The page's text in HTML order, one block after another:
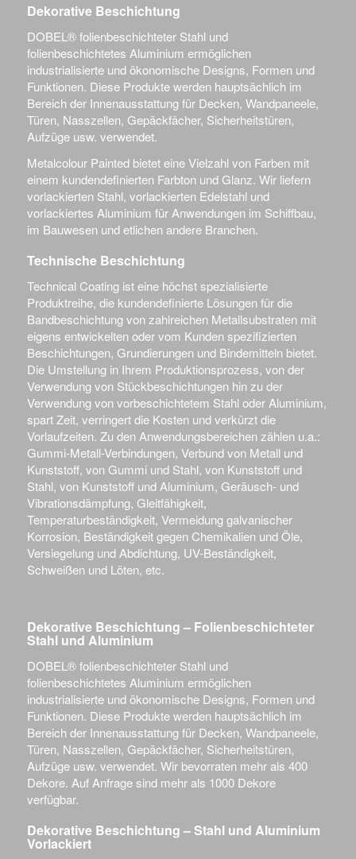
Dekorative Beschichtung
DOBEL® folienbeschichteter Stahl und
folienbeschichtetes Aluminium ermöglichen
industrialisierte und ökonomische Designs, Formen und
Funktionen. Diese Produkte werden hauptsächlich im
Bereich der Innenausstattung für Decken, Wandpaneele,
Türen, Nasszellen, Gepäckfächer, Sicherheitstüren,
Aufzüge usw. verwendet.
Metalcolour Painted bietet eine Vielzahl von Farben mit
einem kundendefinierten Farbton und Glanz. Wir liefern
vorlackierten Stahl, vorlackierten Edelstahl und
vorlackiertes Aluminium für Anwendungen im Schiffbau,
im Bauwesen und etlichen andere Branchen.
Technische Beschichtung
Technical Coating ist eine höchst spezialisierte
Produktreihe, die kundendefinierte Lösungen für die
Bandbeschichtung von zahlreichen Metallsubstraten mit
eigens entwickelten oder vom Kunden spezifizierten
Beschichtungen, Grundierungen und Bindemitteln bietet.
Die Umstellung in Ihrem Produktionsprozess, von der
Verwendung von Stückbeschichtungen hin zu der
Verwendung von vorbeschichtetem Stahl oder Aluminium,
spart Zeit, verringert die Kosten und verkürzt die
Vorlaufzeiten. Zu den Anwendungsbereichen zählen u.a.:
Gummi-Metall-Verbindungen, Verbund von Metall und
Kunststoff, von Gummi und Stahl, von Kunststoff und
Stahl, von Kunststoff und Aluminium, Geräusch- und
Vibrationsdämpfung, Gleitfähigkeit,
Temperaturbeständigkeit, Vermeidung galvanischer
Korrosion, Beständigkeit gegen Chemikalien und Öle,
Versiegelung und Abdichtung, UV-Beständigkeit,
Schweißen und Löten, etc.
Dekorative Beschichtung – Folienbeschichteter
Stahl und Aluminium
DOBEL® folienbeschichteter Stahl und
folienbeschichtetes Aluminium ermöglichen
industrialisierte und ökonomische Designs, Formen und
Funktionen. Diese Produkte werden hauptsächlich im
Bereich der Innenausstattung für Decken, Wandpaneele,
Türen, Nasszellen, Gepäckfächer, Sicherheitstüren,
Aufzüge usw. verwendet. Wir bevorraten mehr als 400
Dekore. Auf Anfrage sind mehr als 1000 Dekore
verfügbar.
Dekorative Beschichtung – Stahl und Aluminium
Vorlackiert